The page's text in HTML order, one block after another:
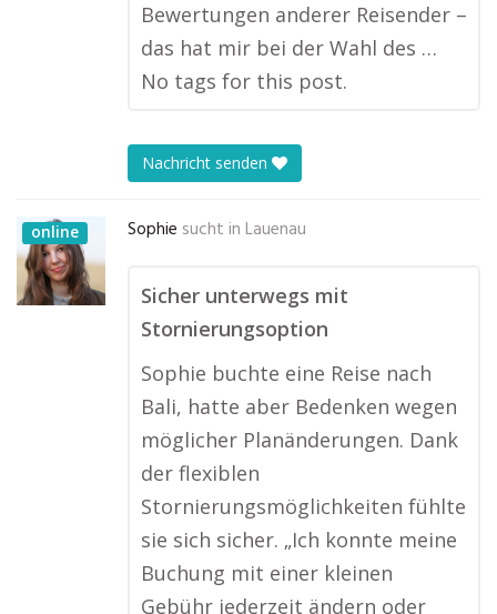
Bewertungen anderer Reisender –
das hat mir bei der Wahl des …
No tags for this post.
Nachricht senden
online Sophie sucht in Lauenau
Sicher unterwegs mit
Stornierungsoption
Sophie buchte eine Reise nach
Bali, hatte aber Bedenken wegen
möglicher Planänderungen. Dank
der flexiblen
Stornierungsmöglichkeiten fühlte
sie sich sicher. „Ich konnte meine
Buchung mit einer kleinen
Gebühr jederzeit ändern oder